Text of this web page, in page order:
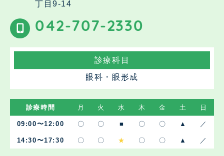
丁目9-14
042-707-2330
診療科目
眼科・眼形成
診療時間 月 火 水 木 金 土 日
09:00〜12:00 〇 〇 ■ 〇 〇 ▲ ／
14:30〜17:30 〇 〇 ★ 〇 〇 ▲ ／